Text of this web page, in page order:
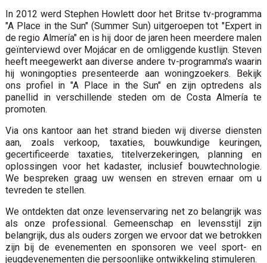
In 2012 werd Stephen Howlett door het Britse tv-programma
"A Place in the Sun" (Summer Sun) uitgeroepen tot "Expert in
de regio Almería" en is hij door de jaren heen meerdere malen
geïnterviewd over Mojácar en de omliggende kustlijn. Steven
heeft meegewerkt aan diverse andere tv-programma's waarin
hij woningopties presenteerde aan woningzoekers. Bekijk
ons ​​profiel in "A Place in the Sun" en zijn optredens als
panellid in verschillende steden om de Costa Almería te
promoten.
Via ons kantoor aan het strand bieden wij diverse diensten
aan, zoals verkoop, taxaties, bouwkundige keuringen,
gecertificeerde taxaties, titelverzekeringen, planning en
oplossingen voor het kadaster, inclusief bouwtechnologie.
We bespreken graag uw wensen en streven ernaar om u
tevreden te stellen.
We ontdekten dat onze levenservaring net zo belangrijk was
als onze professional. Gemeenschap en levensstijl zijn
belangrijk, dus als ouders zorgen we ervoor dat we betrokken
zijn bij de evenementen en sponsoren we veel sport- en
jeugdevenementen die persoonlijke ontwikkeling stimuleren.